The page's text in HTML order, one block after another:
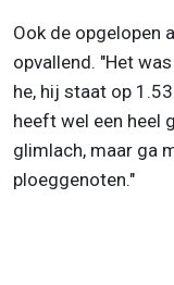
Ook de opgelopen
opvallend. "Het
he, hij staat op
heeft wel een heel
glimlach, maar ga
ploeggenoten."